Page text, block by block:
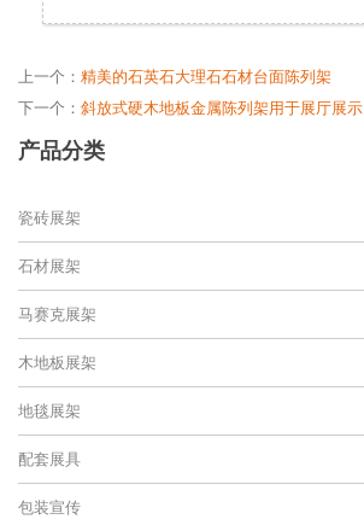
上一个： 精美的石英石大理石石材台面陈列架
下一个： 斜放式硬木地板金属陈列架用于展厅展示
产品分类
瓷砖展架
石材展架
马赛克展架
木地板展架
地毯展架
配套展具
包装宣传